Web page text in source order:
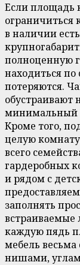
Если площадь
ограничиться
в наличии
полноценную
находиться
потеряются.
обустраивают
минимальный
Кроме того,
целую
всего
гардеробных
и рядом с
заполнять
встраиваемые
каждую пядь
мебель
нишами,